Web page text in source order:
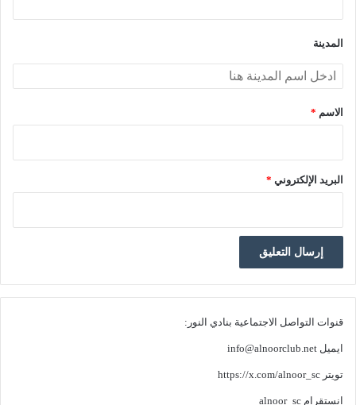
المدينة
الاسم *
البريد الإلكتروني *
قنوات التواصل الاجتماعية بنادي النور:
ايميل info@alnoorclub.net
تويتر https://x.com/alnoor_sc
انستقرام alnoor_sc